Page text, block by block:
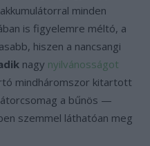
minden
is figyelemre méltó, a
hiszen a nancsangi
nagy nyilvánosságot
mindháromszor kitartott
a bűnös —
szemmel láthatóan meg